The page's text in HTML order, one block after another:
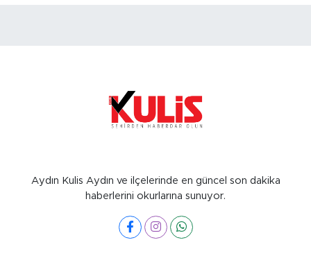
Aydın Kulis Aydın ve ilçelerinde en güncel son dakika
haberlerini okurlarına sunuyor.